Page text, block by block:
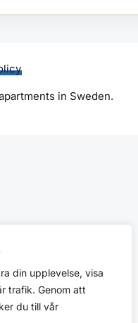
din upplevelse, visa
trafik. Genom att
du till vår
in Sweden.